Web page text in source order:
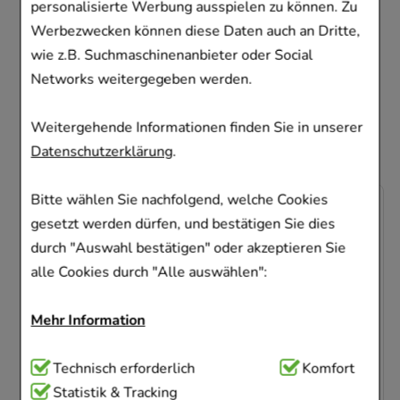
personalisierte Werbung ausspielen zu können. Zu
Werbezwecken können diese Daten auch an Dritte,
wie z.B. Suchmaschinenanbieter oder Social
Networks weitergegeben werden.
Weitergehende Informationen finden Sie in unserer
Datenschutzerklärung.
Bitte wählen Sie nachfolgend, welche Cookies
gesetzt werden dürfen, und bestätigen Sie dies
durch "Auswahl bestätigen" oder akzeptieren Sie
alle Cookies durch "Alle auswählen":
Mehr Information
Technisch Notwendig:Hierbei handelt es sich um
Cookies, die für die Grundfunktionen unserer
Technisch erforderlich
Komfort
Statistik & Tracking
Produkt gekauft
haben, haben sich
ebenfalls für folgende
Artikel entschieden
Btl.m.Gran.z.Herst.e.Susp.z.Einn.
-29%